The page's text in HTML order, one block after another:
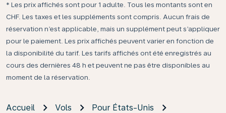
* Les prix affichés sont pour 1 adulte. Tous les montants sont en
CHF. Les taxes et les suppléments sont compris. Aucun frais de
réservation n’est applicable, mais un supplément peut s’appliquer
pour le paiement. Les prix affichés peuvent varier en fonction de
la disponibilité du tarif. Les tarifs affichés ont été enregistrés au
cours des dernières 48 h et peuvent ne pas être disponibles au
moment de la réservation.
Accueil Vols
Pour États-Unis